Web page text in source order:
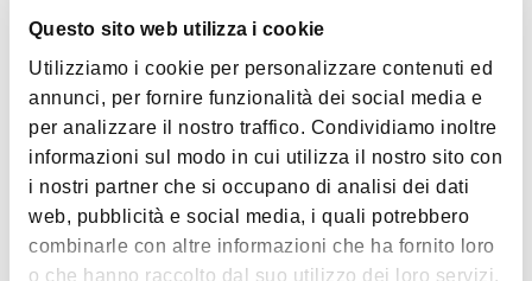
Questo sito web utilizza i cookie
Utilizziamo i cookie per personalizzare contenuti ed
annunci, per fornire funzionalità dei social media e
per analizzare il nostro traffico. Condividiamo inoltre
informazioni sul modo in cui utilizza il nostro sito con
i nostri partner che si occupano di analisi dei dati
web, pubblicità e social media, i quali potrebbero
combinarle con altre informazioni che ha fornito loro
o che hanno raccolto dal suo utilizzo dei loro servizi.
Aria condizionata
Giardino/dehor
Carta dei vini
Premiato/con chef noto
Locale storico
Sala privata
Personale multilingue
Mostra altro
Orari